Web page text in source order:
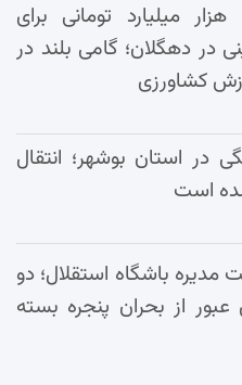
سرمایه‌گذاری ۲ هزار میلیارد تومانی برای
در دهگلان؛ گامی بلند در
کشاورزی
استان بوشهر؛ انتقال
است
مدیره باشگاه استقلال؛ دو
از بحران پنجره بسته